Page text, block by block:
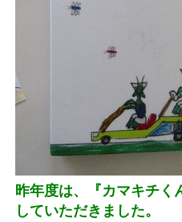
昨年度は、『カマキチく
していただきました。